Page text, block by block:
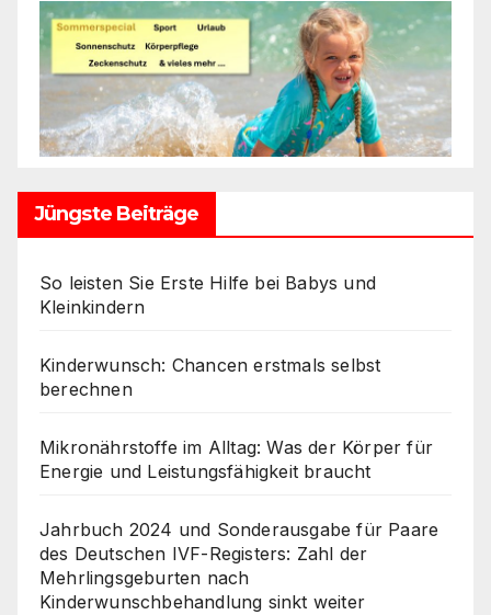
Jüngste Beiträge
So leisten Sie Erste Hilfe bei Babys und
Kleinkindern
Kinderwunsch: Chancen erstmals selbst
berechnen
Mikronährstoffe im Alltag: Was der Körper für
Energie und Leistungsfähigkeit braucht
Jahrbuch 2024 und Sonderausgabe für Paare
des Deutschen IVF-Registers: Zahl der
Mehrlingsgeburten nach
Kinderwunschbehandlung sinkt weiter